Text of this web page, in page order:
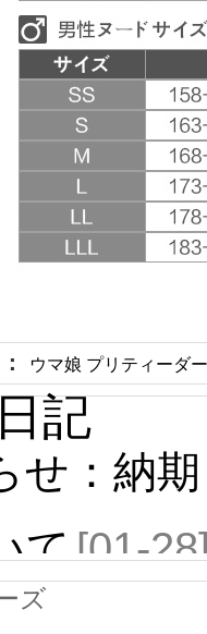
ウマ娘 プリティーダ
記
せ：納期
て[01-
ズ